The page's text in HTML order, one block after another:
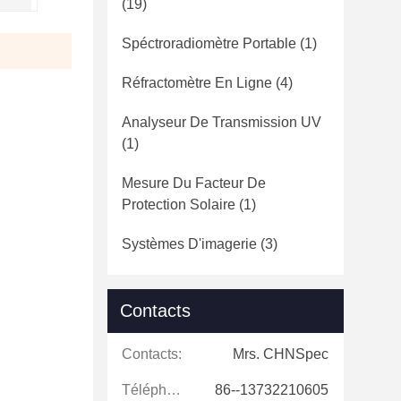
(19)
Spéctroradiomètre Portable (1)
Réfractomètre En Ligne (4)
Analyseur De Transmission UV
(1)
Mesure Du Facteur De
Protection Solaire (1)
Systèmes D'imagerie (3)
Contacts
Contacts: Mrs. CHNSpec
Téléphone: 86--13732210605